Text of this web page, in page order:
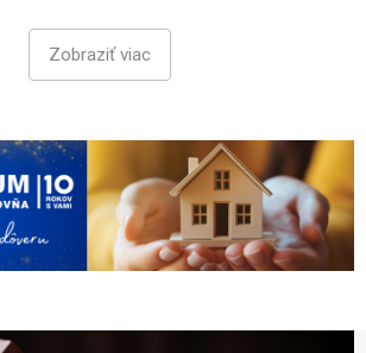
Zobraziť viac